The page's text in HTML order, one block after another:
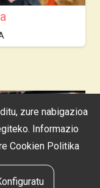
zure nabigazioa
Informazio
Cookien Politika